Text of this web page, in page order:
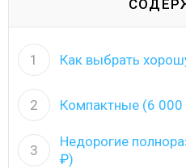
1 Как выбрать
2 Компактные (6
3
Недорогие
₽)